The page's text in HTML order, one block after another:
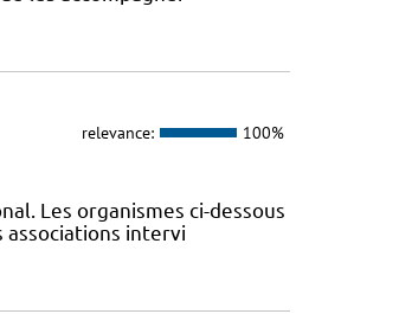
relevance: 100%
Les organismes ci-dessous
associations intervi